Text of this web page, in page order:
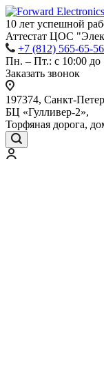
10 лет успешной
Аттестат ЦОС
+7 (812) 565-65-56
Пн. – Пт.: с 10:00 до
Заказать звонок
197374, Санкт-
БЦ «Гулливер-2»,
Торфяная дорога,